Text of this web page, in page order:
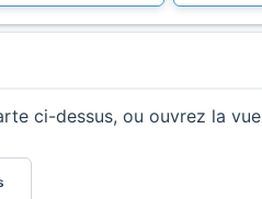
ci-dessus, ou ouvrez la